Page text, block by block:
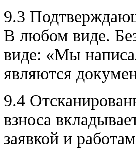
9.3
В любом виде.
виде: «Мы
являются
9.4
взноса
заявкой и